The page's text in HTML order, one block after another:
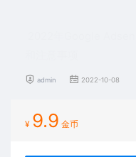
admin 2022-10-08
¥ 9.9 金币